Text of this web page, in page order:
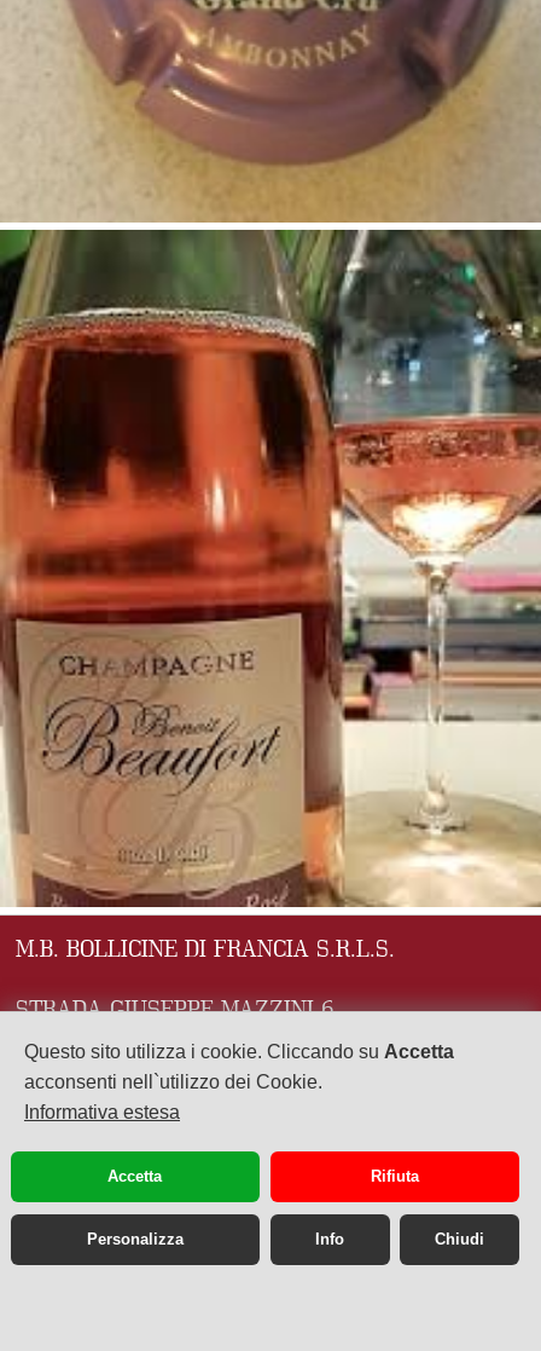
Questo sito utilizza i cookie. Cliccando su Accetta
acconsenti nell`utilizzo dei Cookie.
Informativa estesa
Accetta Rifiuta
Personalizza Info Chiudi
M.B. BOLLICINE DI FRANCIA S.R.L.S.
STRADA GIUSEPPE MAZZINI 6
43121 PARMA (PR)
P.Iva: 02941690345
Numero REA: PR - 279107
mbchampagne01@gmail.com